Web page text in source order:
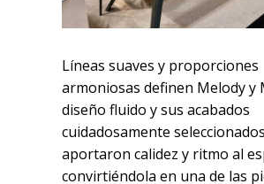
Líneas suaves y proporciones
armoniosas definen Melody y
diseño fluido y sus acabados
cuidadosamente seleccionados
aportaron calidez y ritmo al
convirtiéndola en una de las